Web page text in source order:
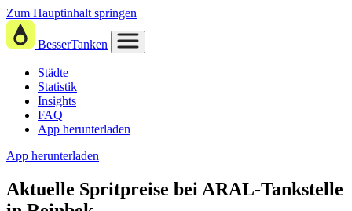
Zum Hauptinhalt springen
BesserTanken
Städte
Statistik
Insights
FAQ
App herunterladen
App herunterladen
Aktuelle Spritpreise bei ARAL-Tankstelle